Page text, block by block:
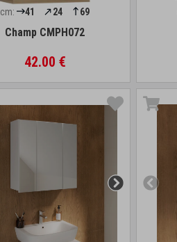
cm: 41 24 69
Champ CMPH072
42.00 €